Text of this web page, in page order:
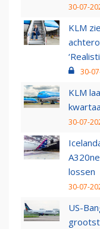
30-07-
KLM
30-
KLM
30-07-
lossen
30-07-
US-